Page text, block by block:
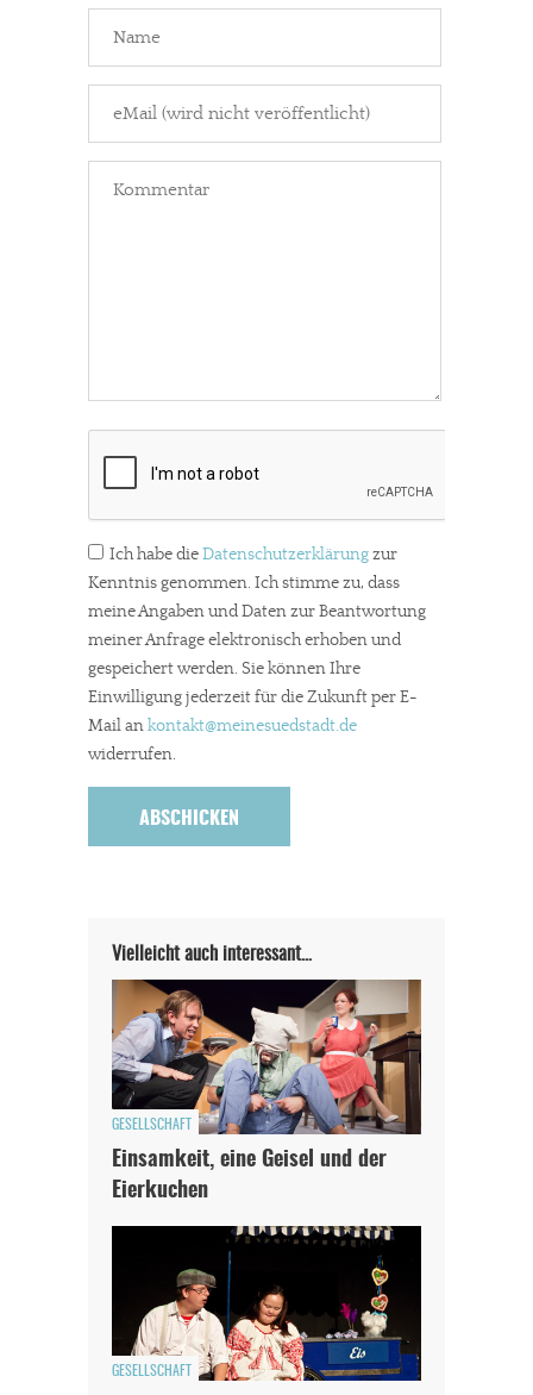
Dir gefällt unsere Arbeit?
Ich habe dieDatenschutzerklärungzur
Kenntnis genommen. Ich stimme zu, dass
meine Angaben und Daten zur Beantwortung
meiner Anfrage elektronisch erhoben und
gespeichert werden. Sie können Ihre
Einwilligung jederzeit für die Zukunft per E-
Mail ankontakt@meinesuedstadt.de
widerrufen.
Vielleicht auch interessant…
GESELLSCHAFT
Einsamkeit, eine Geisel und der
Eierkuchen
GESELLSCHAFT